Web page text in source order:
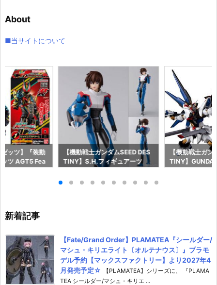
ブ
About
■当サイトについて
ッツ】『装動
ツ AGT5 Fea
【機動戦士ガンダムSEED DES
TINY】S.H.フィギュアーツ
長国パイロットスーツVer.）』
【機動戦士ガン
TINY】
新着記事
【Fate/Grand Order】PLAMATEA『シールダー/
マシュ・キリエライト〔オルテナウス〕』プラモ
デル予約【マックスファクトリー】より2027年4
月発売予定☆
【PLAMATEA】シリーズに、 『PLAMA
TEA シールダー/マシュ・キリエ ...